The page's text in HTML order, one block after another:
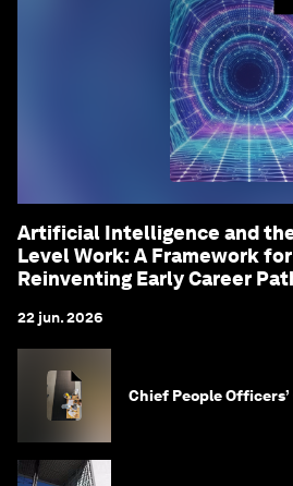
Artificial Intelligence and
Level Work: A Framework
Reinventing Early Career
22 jun. 2026
Chief People